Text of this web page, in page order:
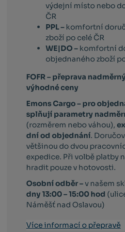
výdejní místo nebo
ČR
PPL – komfortní
zboží po celé ČR
WE|DO – komfortní
objednaného zboží
FOFR – přeprava
výhodné ceny
Emons Cargo – pro
splňují parametry
(rozměrem nebo váhou),
dní od objednání.
většinou do dvou
expedice. Při volbě platby
hradit pouze v hotovosti.
Osobní odběr –v našem
dny 13:00 – 15:00 hod
Náměšť nad Oslavou)
Více informací o přepravě